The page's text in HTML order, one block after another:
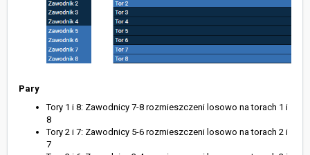
Pary
Tory 1 i 8: Zawodnicy 7-8 rozmieszczeni losowo na torach 1 i
8
Tory 2 i 7: Zawodnicy 5-6 rozmieszczeni losowo na torach 2 i
7